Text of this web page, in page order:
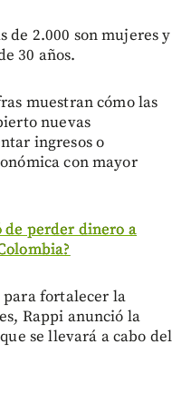
de 2.000 son mujeres y
30 años.
muestran cómo las
nuevas
ingresos o
con mayor
de perder dinero a
para fortalecer la
Rappi anunció la
se llevará a cabo del